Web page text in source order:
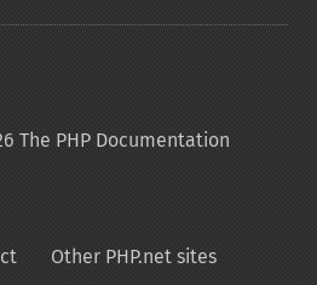
The PHP Documentation
Other PHP.net sites